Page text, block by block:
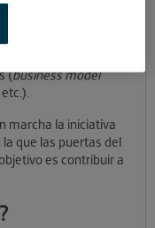
antes hay que
(business model
marcha la iniciativa
que las puertas del
es contribuir a